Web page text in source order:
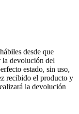
desde que
la devolución del
estado, sin uso,
recibido el producto y
la devolución